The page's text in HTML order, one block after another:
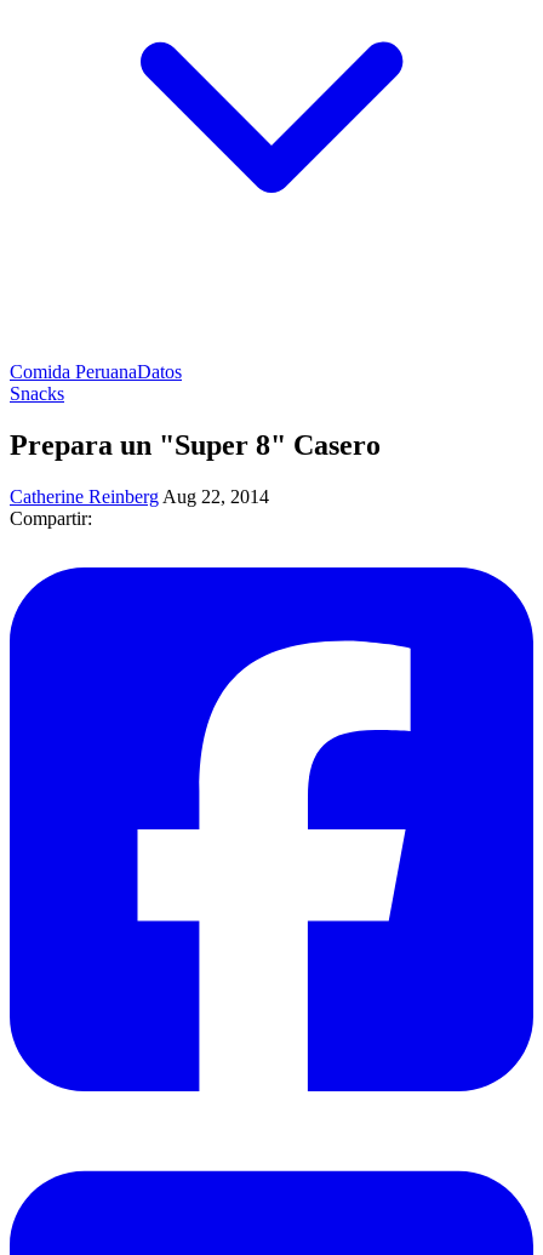
Comida PeruanaDatos
Snacks
Prepara un "Super 8" Casero
Catherine Reinberg Aug 22, 2014
Compartir: